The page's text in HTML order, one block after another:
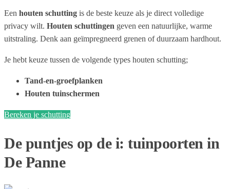
Een houten schutting is de beste keuze als je direct volledige
privacy wilt. Houten schuttingen geven een natuurlijke, warme
uitstraling. Denk aan geïmpregneerd grenen of duurzaam hardhout.
Je hebt keuze tussen de volgende types houten schutting;
Tand-en-groefplanken
Houten tuinschermen
Bereken je schutting
De puntjes op de i: tuinpoorten in
De Panne